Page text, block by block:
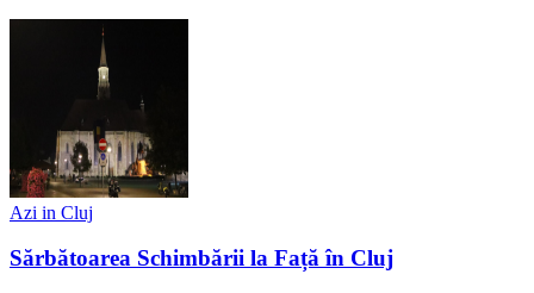
Azi in Cluj
Sărbătoarea Schimbării la Față în Cluj